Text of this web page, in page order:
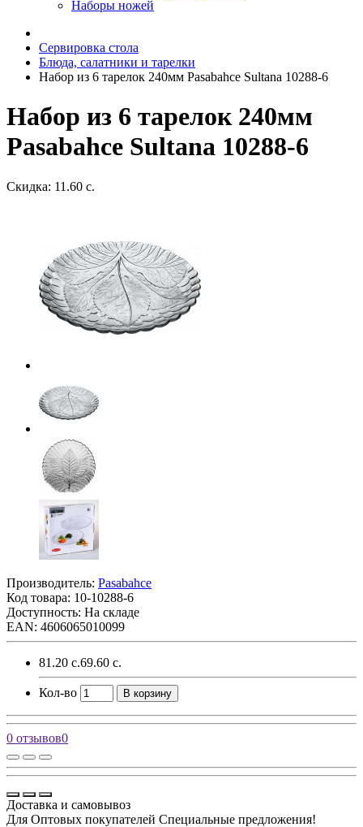
Наборы ножей
Сервировка стола
Блюда, салатники и тарелки
Набор из 6 тарелок 240мм Pasabahce Sultana 10288-6
Набор из 6 тарелок 240мм
Pasabahce Sultana 10288-6
Скидка: 11.60 с.
Производитель: Pasabahce
Код товара: 10-10288-6
Доступность: На складе
EAN: 4606065010099
81.20 с.69.60 с.
Кол-во В корзину
0 отзывов0
Доставка и самовывоз
Для Оптовых покупателей Специальные предложения!